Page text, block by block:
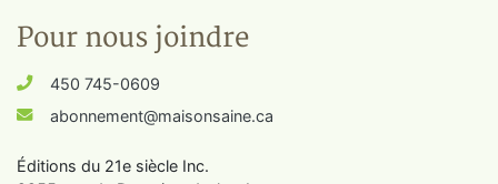
Pour nous joindre
450 745-0609
abonnement@maisonsaine.ca
Éditions du 21e siècle Inc.